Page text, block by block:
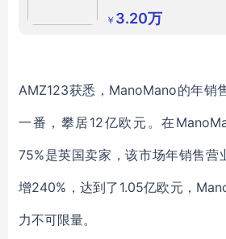
电机试验平台
￥ 3.20万
AMZ123获悉，ManoMano的年销
一番，攀居12亿欧元。在
75%是英国卖家，该市场年销售营
增240%，达到了1.05亿欧元，
力不可限量。